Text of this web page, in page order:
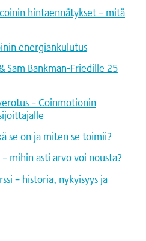
hintaennätykset – mitä
energiankulutus
Sam Bankman-Friedille 25
– Coinmotionin
se on ja miten se toimii?
mihin asti arvo voi nousta?
– historia, nykyisyys ja